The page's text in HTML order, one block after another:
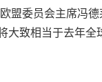
盟委员会主席冯
大致相当于去年